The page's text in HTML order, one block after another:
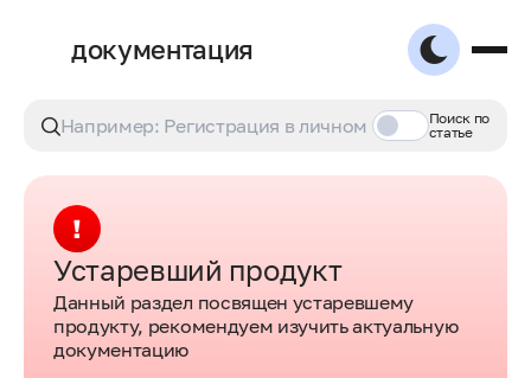
документация
Поиск по
статье
Устаревший продукт
Данный раздел посвящен устаревшему
продукту, рекомендуем изучить актуальную
документацию